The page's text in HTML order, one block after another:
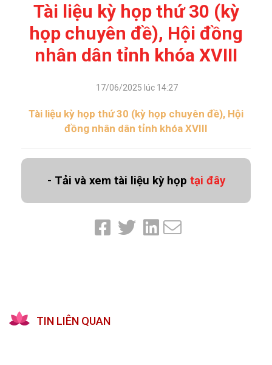
Tài liệu kỳ họp thứ 30 (kỳ
họp chuyên đề), Hội đồng
nhân dân tỉnh khóa XVIII
17/06/2025 lúc 14:27
Tài liệu kỳ họp thứ 30 (kỳ họp chuyên đề), Hội
đồng nhân dân tỉnh khóa XVIII
- Tải và xem tài liệu kỳ họp tại đây
TIN LIÊN QUAN